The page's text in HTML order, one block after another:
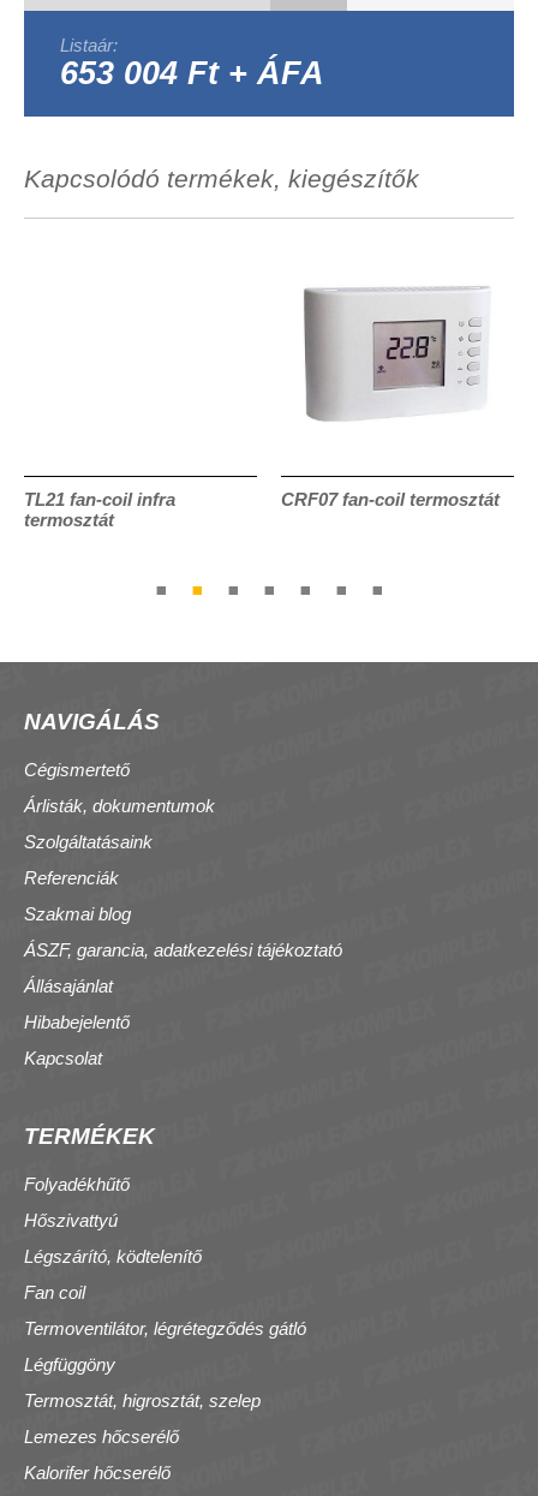
Listaár:
653 004 Ft + ÁFA
Kapcsolódó termékek, kiegészítők
TL21 fan-coil infra
termosztát
CRF07 fan-coil termosztát
NAVIGÁLÁS
Cégismertető
Árlisták, dokumentumok
Szolgáltatásaink
Referenciák
Szakmai blog
ÁSZF, garancia, adatkezelési tájékoztató
Állásajánlat
Hibabejelentő
Kapcsolat
TERMÉKEK
Folyadékhűtő
Hőszivattyú
Légszárító, ködtelenítő
Fan coil
Termoventilátor, légrétegződés gátló
Légfüggöny
Termosztát, higrosztát, szelep
Lemezes hőcserélő
Kalorifer hőcserélő